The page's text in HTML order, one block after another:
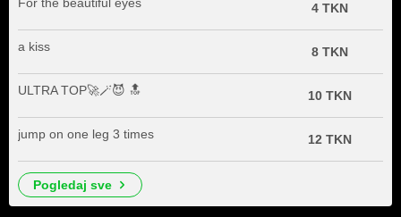
For the beautiful eyes 4 TKN
a kiss 8 TKN
ULTRA TOP🚀🪄😈 🔝 10 TKN
jump on one leg 3 times 12 TKN
pogledaj sve